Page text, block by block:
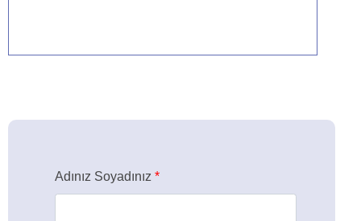
Detaylar için tıklayın
Adınız Soyadınız *